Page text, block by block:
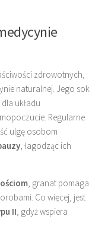
zdrowotnych,
naturalnej. Jego sok
układu
Regularne
ulgę osobom
, łagodząc ich
, granat pomaga
Co więcej, jest
II, gdyż wspiera